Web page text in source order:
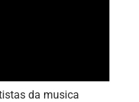
da musica